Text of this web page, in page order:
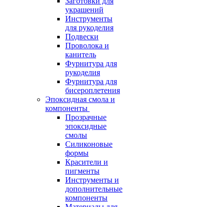
украшений
Инструменты
для рукоделия
Подвески
Проволока и
канитель
Фурнитура для
рукоделия
Фурнитура для
бисероплетения
Эпоксидная смола и
компоненты
Прозрачные
эпоксидные
смолы
Силиконовые
формы
Красители и
пигменты
Инструменты и
дополнительные
компоненты